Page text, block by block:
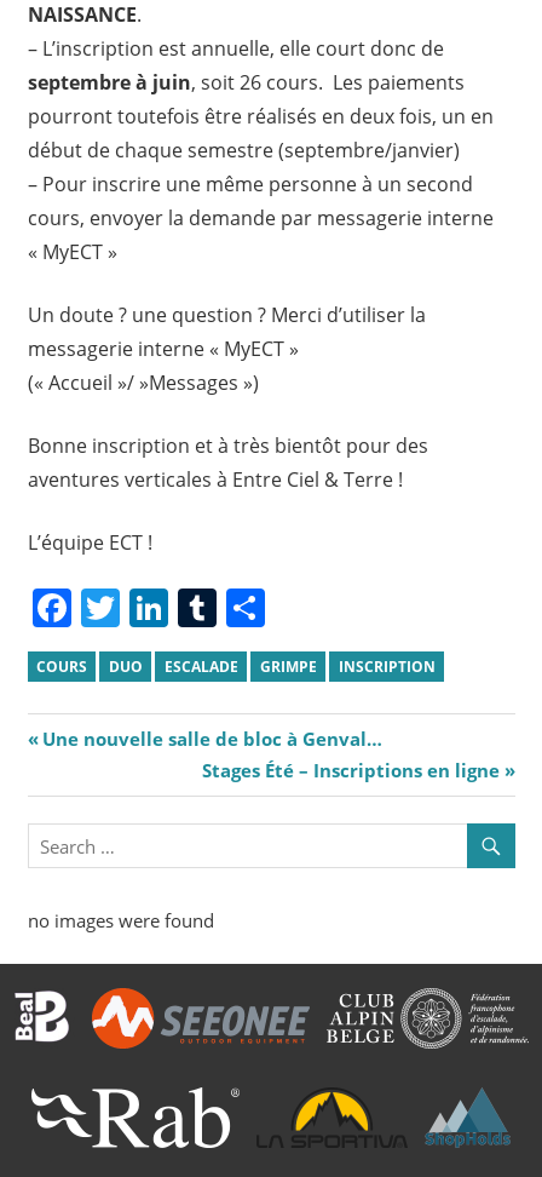
NAISSANCE.
– L’inscription est annuelle, elle court donc de
septembre à juin, soit 26 cours. Les paiements
pourront toutefois être réalisés en deux fois, un en
début de chaque semestre (septembre/janvier)
– Pour inscrire une même personne à un second
cours, envoyer la demande par messagerie interne
« MyECT »
Un doute ? une question ? Merci d’utiliser la
messagerie interne « MyECT »
(« Accueil »/ »Messages »)
Bonne inscription et à très bientôt pour des
aventures verticales à Entre Ciel & Terre !
L’équipe ECT !
Facebook
Twitter
LinkedIn
Tumblr
Share
COURS DUO ESCALADE GRIMPE INSCRIPTION
Navigation
de
l’article
Previous
Une nouvelle salle de bloc à Genval…
Next
Post:
Stages Été – Inscriptions en ligne
no images were found